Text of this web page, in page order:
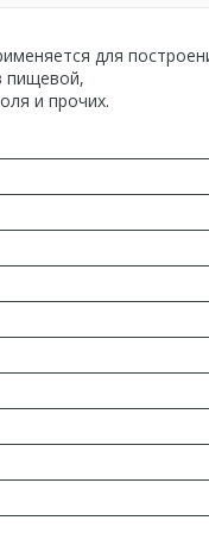
для
пищевой,
и прочих.